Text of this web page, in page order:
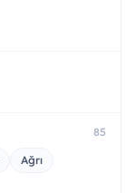
85
Ağrı